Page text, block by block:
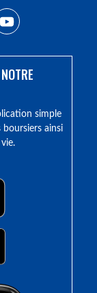
simple
ainsi